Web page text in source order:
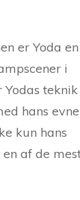
er Yoda en
i
teknik
hans evne
kun hans
af ​​de